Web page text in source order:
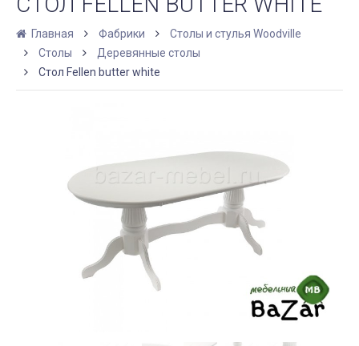
Главная Фабрики
Столы и стулья Woodville
Столы
Деревянные столы
Стол Fellen butter white